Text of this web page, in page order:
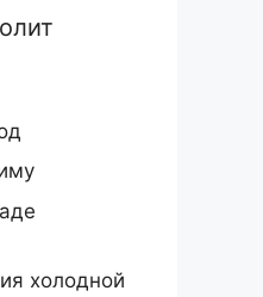
холодной